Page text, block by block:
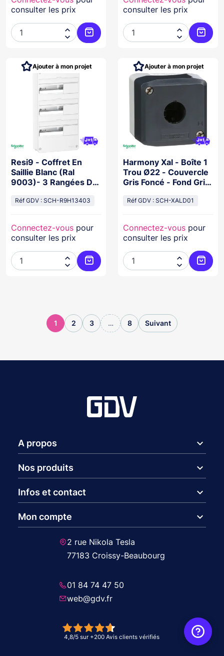
consulter les prix


Ajouter au panier
consulter les prix


Resi9 - Coffret En
Saillie Blanc (Ral
9003)- 3 Rangées De
Réf GDV : SCH-R9H13403
Connectez-vous pour
consulter les prix


Ajouter au panier
Ajouter à mon projet
Harmony Xal - Boîte 1
Trou Ø22 - Couvercle
Gris Foncé - Fond Gris
Réf GDV : SCH-XALD01
Connectez-vous pour
consulter les prix


Ajouter à mon projet
1 2 3 … 8 Suivant
A propos expand_more
Nos produits expand_more
Infos et contact expand_more
Mon compte expand_more
2 rue Nikola Tesla
77183 Croissy-Beaubourg
01 84 74 47 50
web@gdv.fr